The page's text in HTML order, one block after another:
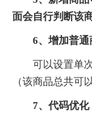
面会自行判断该
6、增加普
可以设置单
（该商品总共可
7、代码优